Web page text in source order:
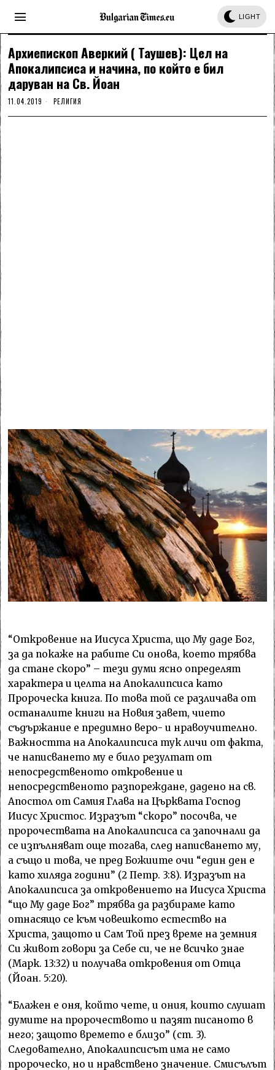
LIGHT
Архиепископ Аверкий ( Таушев): Цел на
Апокалипсиса и начина, по който е бил
даруван на Св. Йоан
11.04.2019 РЕЛИГИЯ
“Откровение на Иисуса Христа, що Му даде Бог,
за да покаже на рабите Си онова, което трябва
да стане скоро” – тези думи ясно определят
характера и целта на Апокалипсиса като
Пророческа книга. По това той се различава от
останалите книги на Новия завет, чието
съдържание е предимно веро- и нравоучително.
Важността на Апокалипсиса тук личи от факта,
че написването му е било резултат от
непосредственото откровение и
непосредственото разпореждане, дадено на св.
Апостол от Самия Глава на Църквата Господ
Иисус Христос. Изразът “скоро” посочва, че
пророчествата на Апокалипсиса са започнали да
се изпълняват още тогава, след написването му,
а също и това, че пред Божиите очи “един ден е
като хиляда години” (2 Петр. 3:8). Изразът на
Апокалипсиса за откровението на Иисуса Христа
“що Му даде Бог” трябва да разбираме като
отнасящо се към човешкото естество на
Христа, защото и Сам Той през време на земния
Си живот говори за Себе си, че не всичко знае
(Марк. 13:32) и получава откровения от Отца
(Йоан. 5:20).
“Блажен е оня, който чете, и ония, които слушат
думите на пророчеството и пазят писаното в
него; защото времето е близо” (ст. 3).
Следователно, Апокалипсисът има не само
пророческо, но и нравствено значение. Смисълът